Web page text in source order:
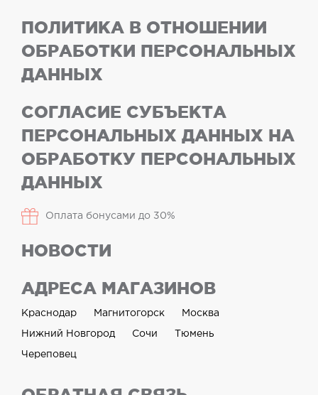
ПОЛИТИКА В ОТНОШЕНИИ
ОБРАБОТКИ ПЕРСОНАЛЬНЫХ
ДАННЫХ
СОГЛАСИЕ СУБЪЕКТА
ПЕРСОНАЛЬНЫХ ДАННЫХ НА
ОБРАБОТКУ ПЕРСОНАЛЬНЫХ
ДАННЫХ
Оплата бонусами до 30%
НОВОСТИ
АДРЕСА МАГАЗИНОВ
Краснодар Магнитогорск Москва
Нижний Новгород Сочи Тюмень
Череповец